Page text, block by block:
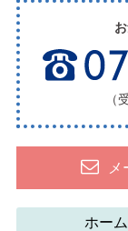
（
ホーム